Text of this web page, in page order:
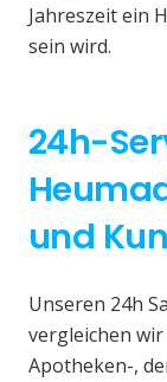
Jahreszeit ein
sein wird.
24h-
und
Unseren 24h
vergleichen
Apotheken-,